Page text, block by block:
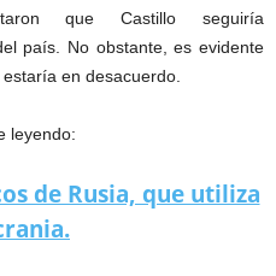
que Castillo seguiría
país. No obstante, es evidente
en desacuerdo.
leyendo:
de Rusia, que utiliza